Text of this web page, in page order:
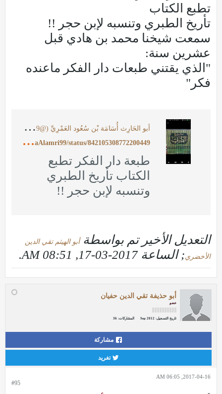
تطبع الكتاب
تأريخ الطبري وتنسبه لإبن حجر !!
سمعت شيخنا محمد بن هادي قبل
عشرين سنة:
"الذي يقتني طبعات دار الفكر ماعنده
فكر"
أ
بو الحَارِث أُسَامَة بْن سُعُود العَمْرِيِّ (@OsamaAlamri99) on X
h
ttps://twitter.com/OsamaAlamri99/status/842105308772200449
طبعة دار الفكر تطبع
الكتاب تأريخ الطبري
وتنسبه لإبن حجر !!
"الذي يقتني طبعات دار
الفكر ماعنده فكر"
التعديل الأخير تم بواسطةأبو الهيثم تقي الدين
الأخضري; الساعة2017-03-17, 08:51 AM
.
أبو حذيفة تقي الدين حفيان
عضو
تاريخ التسجيل: Sep 2012 المشاركات: 36
مشاركة
تغريد
#95
2017-04-16, 06:05 AM